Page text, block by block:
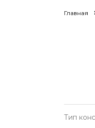
Главная
Тип